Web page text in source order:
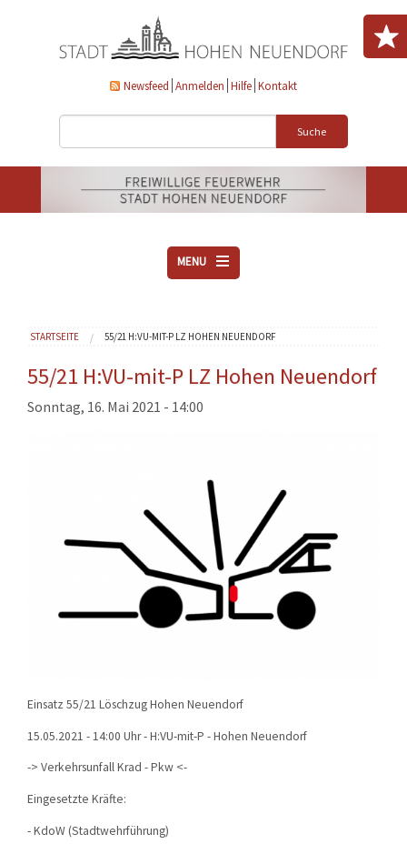
Newsfeed Anmelden Hilfe Kontakt
Suche
MENU
VEREINE
AKTUELLES
DOWNLOADS
EINSÄTZE
Sie sind hier
STARTSEITE 55/21 H:VU-MIT-P LZ HOHEN NEUENDORF
55/21 H:VU-mit-P LZ Hohen Neuendorf
Sonntag, 16. Mai 2021 - 14:00
Einsatz 55/21 Löschzug Hohen Neuendorf
15.05.2021 - 14:00 Uhr - H:VU-mit-P - Hohen Neuendorf
-> Verkehrsunfall Krad - Pkw <-
Eingesetzte Kräfte:
- KdoW (Stadtwehrführung)